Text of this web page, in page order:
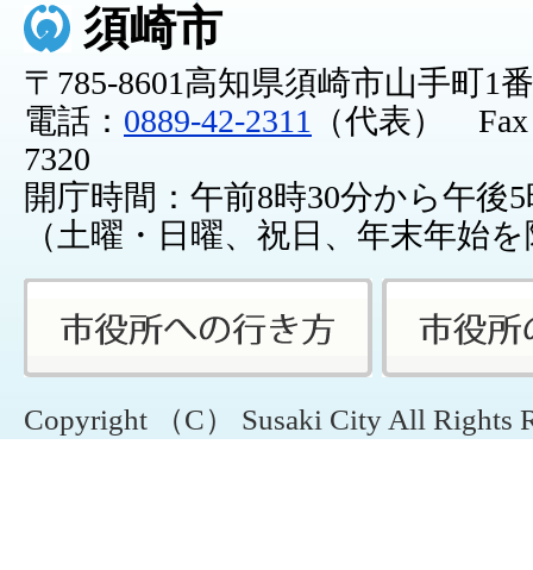
須崎市
〒785-8601高知県須崎市山手町1
電話： 0889-42-2311
（代表） Fax
7320
開庁時間：午前8時30分から午後
（土曜・日曜、祝日、年末年始
Copyright （C） Susaki City All Rights